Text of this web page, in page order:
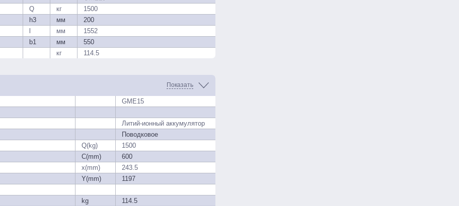
Q кг
1500
h3 мм
200
l мм
1552
b1 мм
550
кг 114.5
Показать
GME15
Литий-ионный аккумулятор
Поводковое
Q(kg)
1500
C(mm)
600
x(mm)
243.5
Y(mm)
1197
kg
114.5